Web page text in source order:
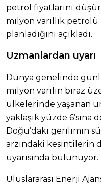
petrol fiyatlarını
milyon varillik petrolü
planladığını açıkladı.
Uzmanlardan uyarı
Dünya genelinde
milyon varilin biraz
ülkelerinde yaşanan
yaklaşık yüzde
Doğu’daki gerilimin
arzındaki kesintilerin
uyarısında bulunuyor.
Uluslararası Enerji